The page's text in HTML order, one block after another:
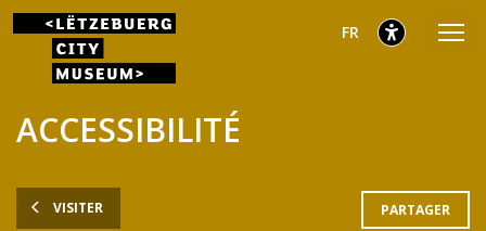
Aller
menu
Aller
contenu
Aller
page
sélectionnés
Français
FR
VISITER
ACCESSIBILITÉ
PARTAGER